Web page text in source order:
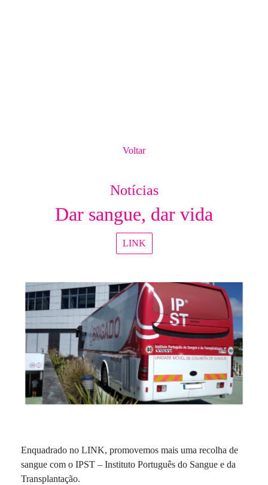
Voltar
Notícias
Dar sangue, dar vida
LINK
Enquadrado no LINK, promovemos mais uma recolha de
sangue com o IPST – Instituto Português do Sangue e da
Transplantação.